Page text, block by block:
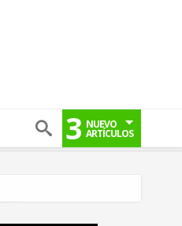
3 NUEVO
ARTÍCULOS